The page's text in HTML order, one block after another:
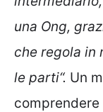
una Ong,
che regola in
le parti“. Un